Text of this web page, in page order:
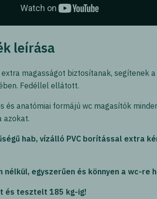
leírása
extra magasságot biztosítanak, segítenek
Fedéllel ellátott.
és anatómiai formájú wc magasítók
azokat.
hab, vízálló PVC borítással extra
nélkül, egyszerűen és könnyen a wc-
és tesztelt 185 kg-ig!